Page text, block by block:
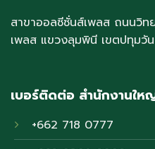
สาขาออลซีซั่นส์เพลส ถนนวิ
เพลส แขวงลุมพินี เขตปทุมวั
เบอร์ติดต่อ สำนักงานให
+662 718 0777